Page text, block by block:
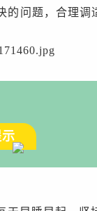
的问题，合理调